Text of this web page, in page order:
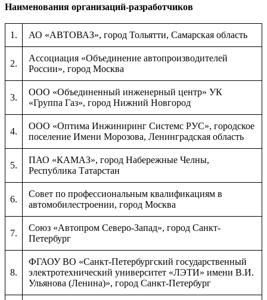
Наименования организаций-разработчиков
1. АО «АВТОВАЗ», город Тольятти, Самарская область
2.
Ассоциация «Объединение автопроизводителей
России», город Москва
3.
ООО «Объединенный инженерный центр» УК
«Группа Газ», город Нижний Новгород
4.
ООО «Оптима Инжиниринг Системс РУС», городское
поселение Имени Морозова, Ленинградская область
5.
ПАО «КАМАЗ», город Набережные Челны,
Республика Татарстан
6.
Совет по профессиональным квалификациям в
автомобилестроении, город Москва
7.
Союз «Автопром Северо-Запад», город Санкт-
Петербург
8.
ФГАОУ ВО «Санкт-Петербургский государственный
электротехнический университет «ЛЭТИ» имени В.И.
Ульянова (Ленина)», город Санкт-Петербург